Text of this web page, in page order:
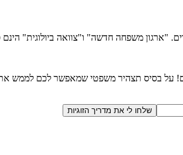
"ארגון משפחה חדשה" ו"צוואה
בסיס תצהיר משפטי שמאפשר לכם לממש את